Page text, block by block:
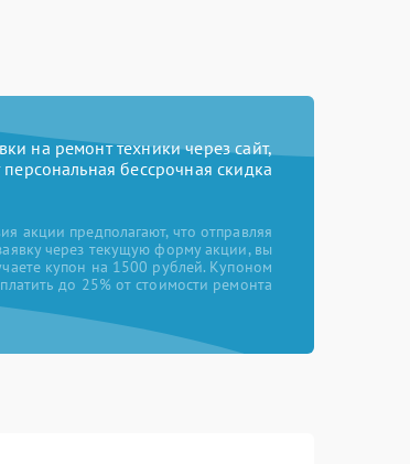
на ремонт техники через сайт,
персональная бессрочная скидка
акции предполагают, что отправляя
через текущую форму акции, вы
купон на 1500 рублей. Купоном
до 25% от стоимости ремонта